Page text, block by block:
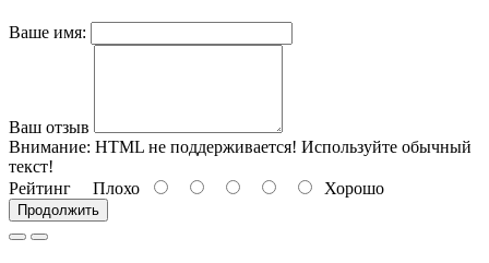
Ваше имя:
Ваш отзыв
Внимание: HTML не поддерживается! Используйте обычный
текст!
Рейтинг Плохо Хорошо
Продолжить